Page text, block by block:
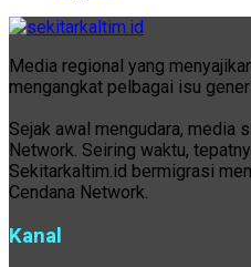
Media regional yang
mengangkat pelbagai isu
Sejak awal mengudara, media
Network. Seiring waktu,
Sekitarkaltim.id bermigrasi
Cendana Network.
Kanal